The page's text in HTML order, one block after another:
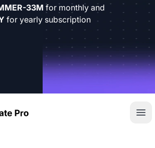
33M for monthly and
for yearly subscription